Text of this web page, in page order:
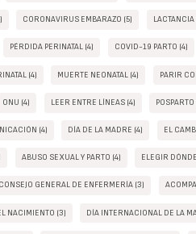
CORONAVIRUS EMBARAZO (5)
PÉRDIDA PERINATAL (4) COVID-19 PARTO (4)
(4) MUERTE NEONATAL (4) PARIR
ONU (4) LEER ENTRE LÍNEAS (4) POSPARTO
(4) DÍA DE LA MADRE (4) EL
ABUSO SEXUAL Y PARTO (4) ELEGIR
CONSEJO GENERAL DE ENFERMERÍA (3)
NACIMIENTO (3) DÍA INTERNACIONAL DE LA